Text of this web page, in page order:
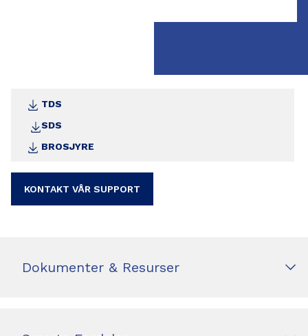
TDS
SDS
BROSJYRE
KONTAKT VÅR SUPPORT
Dokumenter & Resurser